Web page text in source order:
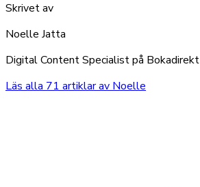
Skrivet av
Noelle Jatta
Digital Content Specialist på Bokadirekt
Läs alla 71 artiklar av Noelle